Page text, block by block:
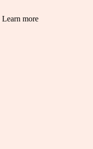
Learn more